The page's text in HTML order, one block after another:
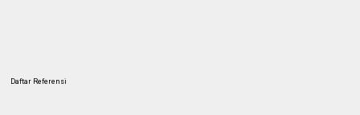
Daftar Referensi